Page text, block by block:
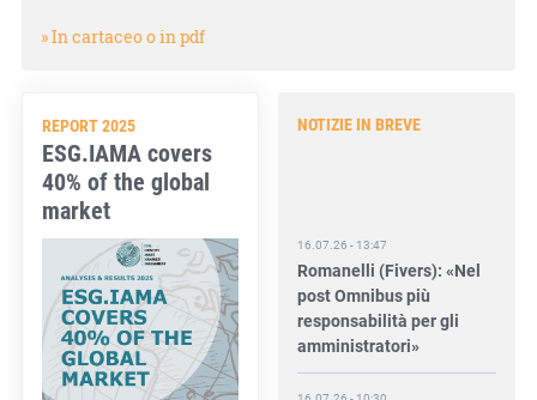
» In cartaceo o in pdf
REPORT 2025
ESG.IAMA covers
40% of the global
market
NOTIZIE IN BREVE
Romanelli (Fivers): «Nel
post Omnibus più
responsabilità per gli
amministratori»